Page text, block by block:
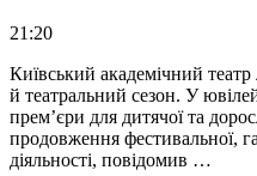
21:20
Київський академічний
й театральний сезон. У
прем’єри для дитячої та
продовження фестивальної,
діяльності, повідомив …